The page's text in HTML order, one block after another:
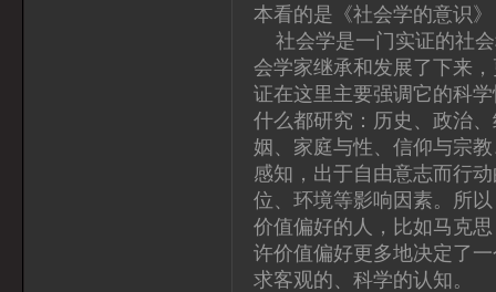
本看的是《社会学的意识
社会学是一门实证的社会
会学家继承和发展了下来
证在这里主要强调它的科
什么都研究：历史、政治
姻、家庭与性、信仰与宗
感知，出于自由意志而行
位、环境等影响因素。所
价值偏好的人，比如马克
许价值偏好更多地决定了
求客观的、科学的认知。